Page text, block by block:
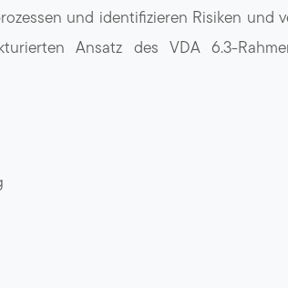
und identifizieren Risiken und
Ansatz des VDA 6.3-